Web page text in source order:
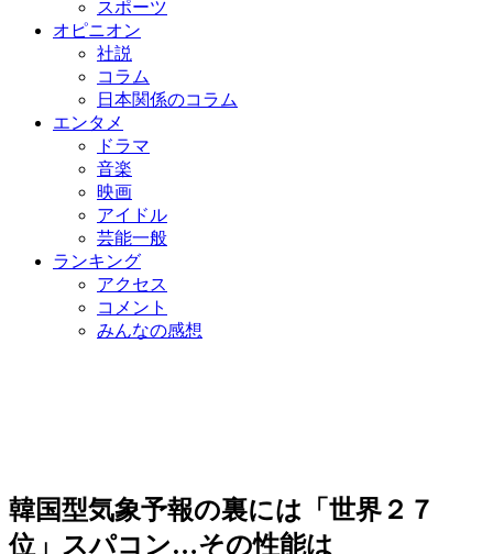
スポーツ
オピニオン
社説
コラム
日本関係のコラム
エンタメ
ドラマ
音楽
映画
アイドル
芸能一般
ランキング
アクセス
コメント
みんなの感想
韓国型気象予報の裏には「世界２７
位」スパコン…その性能は